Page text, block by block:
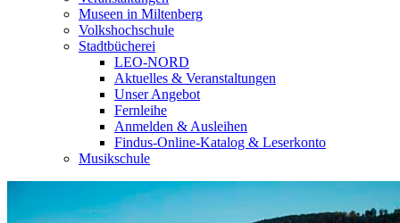
Museen in Miltenberg
Volkshochschule
Stadtbücherei
LEO-NORD
Aktuelles & Veranstaltungen
Unser Angebot
Fernleihe
Anmelden & Ausleihen
Findus-Online-Katalog & Leserkonto
Musikschule